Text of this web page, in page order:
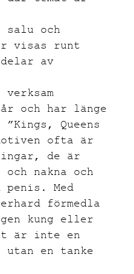
och
visas runt
av
och har länge
Queens
ofta är
de är
nakna och
Med
förmedla
kung eller
är inte en
utan en tanke